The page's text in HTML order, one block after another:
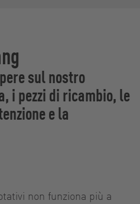
sul nostro
i pezzi di ricambio, le
e la
non funziona più a